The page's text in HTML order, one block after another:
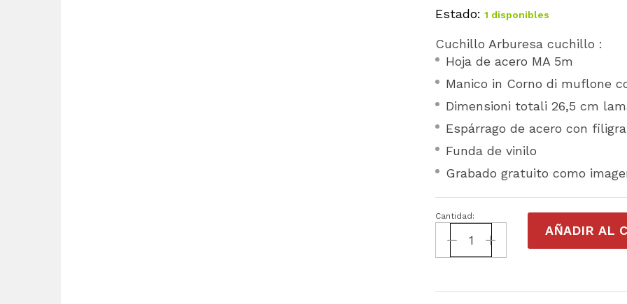
Estado: 1 disponibles
Cuchillo Arburesa cuchillo :
Hoja de acero MA 5m
Manico in Corno di muflone
Dimensioni totali 26,5 cm
Espárrago de acero con
Funda de vinilo
Grabado gratuito como
Coltello
artigianale
scanno
manico
Cantidad:
AÑADIR AL